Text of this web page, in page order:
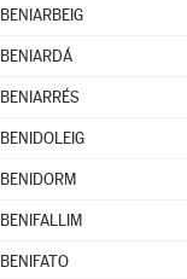
BENIARBEIG
BENIARDÁ
BENIARRÉS
BENIDOLEIG
BENIDORM
BENIFALLIM
BENIFATO